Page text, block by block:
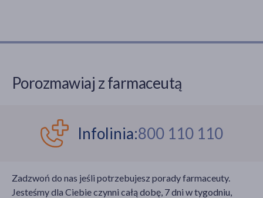
Porozmawiaj z farmaceutą
Infolinia:800 110 110
Zadzwoń do nas jeśli potrzebujesz porady farmaceuty.
Jesteśmy dla Ciebie czynni całą dobę, 7 dni w tygodniu,